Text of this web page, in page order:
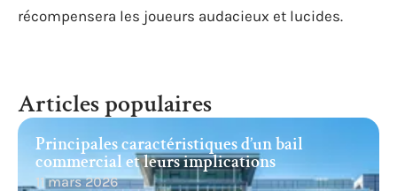
récompensera les joueurs audacieux et lucides.
Articles populaires
Principales caractéristiques d’un bail
commercial et leurs implications
11 mars 2026